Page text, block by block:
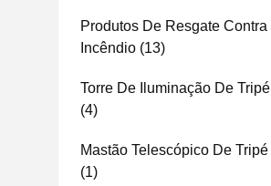
Produtos De Resgate Contra
Incêndio (13)
Torre De Iluminação De Tripé
(4)
Mastão Telescópico De Tripé
(1)